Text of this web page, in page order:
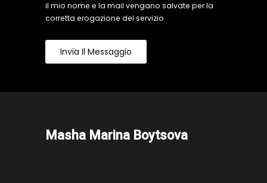
il mio nome e la mail vengano salvate per la
corretta erogazione del servizio
Invia Il Messaggio
Masha Marina Boytsova